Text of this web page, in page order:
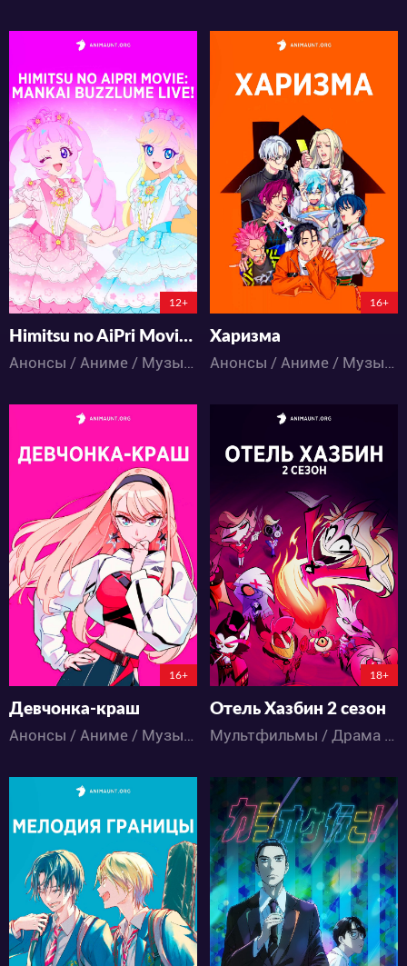
6496
7 0
0:0:0
12+
Himitsu no AiPri Movie: Mankai Buzzlume Live!
Анонсы / Аниме / Музыка
7602
8 0
0:0:0
16+
Харизма
Анонсы / Аниме / Музыка
3855
9 0
0:0:0
16+
Девчонка-краш
Анонсы / Аниме / Музыка / Школа
13563
85 46
18+
Отель Хазбин 2 сезон
Мультфильмы / Драма / Комедия / Музыка / Ужасы / Фэнтези
6512
9 0
6941
46 24